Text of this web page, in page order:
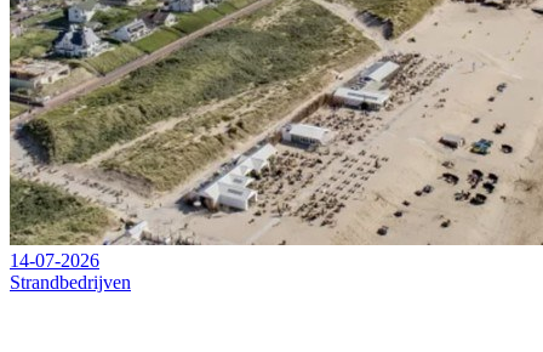
14-07-2026
Strandbedrijven